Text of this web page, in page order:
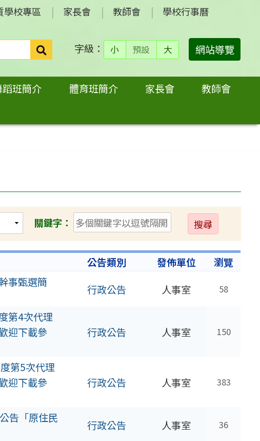
學校專區 家長會 教師會 學校行事曆
搜
尋：
字級： 小 預設 大 網站導覽
蹈班簡介 體育班簡介 家長會
教師會
關鍵字：
送
出
公告類別 發佈單位
瀏覽
事甄選簡
行政公告 人事室 58
第4次代理
迎下載參
行政公告 人事室 150
第5次代理
迎下載參
行政公告 人事室 383
告「原住民
行政公告 人事室 36